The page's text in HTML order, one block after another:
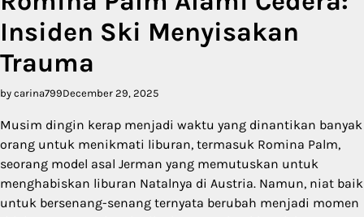
Insiden Ski Menyisakan
Trauma
by carina799December 29, 2025
Musim dingin kerap menjadi waktu yang dinantikan banyak
orang untuk menikmati liburan, termasuk Romina Palm,
seorang model asal Jerman yang memutuskan untuk
menghabiskan liburan Natalnya di Austria. Namun, niat baik
untuk bersenang-senang ternyata berubah menjadi momen